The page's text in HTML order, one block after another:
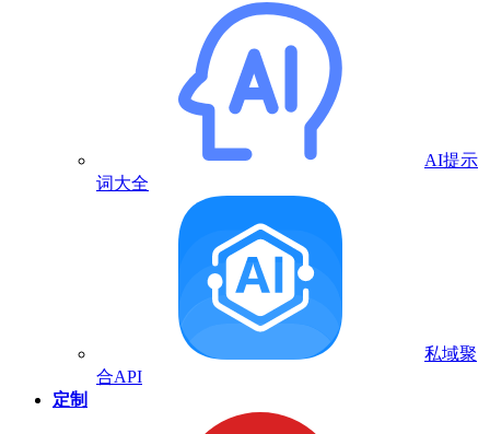
AI提示
词大全
私域聚
合API
定制